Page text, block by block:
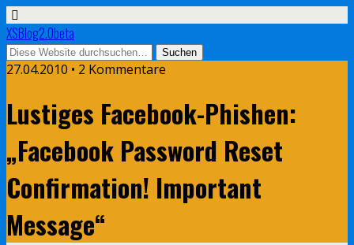
XSBlog2.0beta
27.04.2010 • 2 Kommentare
Lustiges Facebook-Phishen:
„Facebook Password Reset
Confirmation! Important
Message“